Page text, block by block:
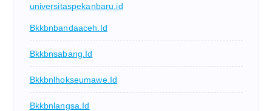
universitaspekanbaru.id
Bkkbnbandaaceh.id
Bkkbnsabang.id
Bkkbnlhokseumawe.id
Bkkbnlangsa.id